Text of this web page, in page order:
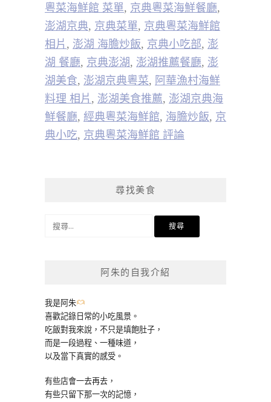
粵菜海鮮館 菜單, 京典粵菜海鮮餐廳,
澎湖京典, 京典菜單, 京典粵菜海鮮館
相片 , 澎湖 海膽炒飯, 京典小吃部, 澎
湖 餐廳, 京典澎湖, 澎湖推薦餐廳, 澎
湖美食, 澎湖京典粵菜, 阿華漁村海鮮
料理 相片 , 澎湖美食推薦, 澎湖京典海
鮮餐廳, 經典粵菜海鮮館, 海膽炒飯, 京
典小吃, 京典粵菜海鮮館 評論
尋找美食
阿朱的自我介紹
我是阿朱
喜歡記錄日常的小吃風景。
吃飯對我來說，不只是填飽肚子，
而是一段過程、一種味道，
以及當下真實的感受。
有些店會一去再去，
有些只留下那一次的記憶，